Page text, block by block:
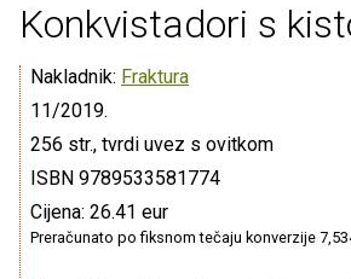
Konkvistadori s
Nakladnik: Fraktura
11/2019.
256 str., tvrdi uvez s ovitkom
ISBN 9789533581774
Cijena: 26.41 eur
Preračunato po fiksnom tečaju konverzije